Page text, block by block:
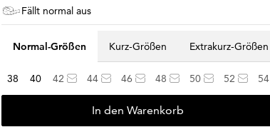
Fällt normal aus
Normal-Größen Kurz-Größen Extrakurz-Größen
38 40 42 44 46 48 50 52 54
In den Warenkorb